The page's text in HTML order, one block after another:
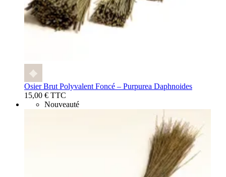
Osier Brut Polyvalent Foncé – Purpurea Daphnoides
15,00 € TTC
Nouveauté